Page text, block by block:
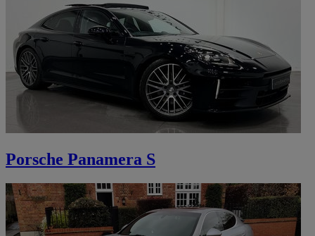
Porsche Panamera S